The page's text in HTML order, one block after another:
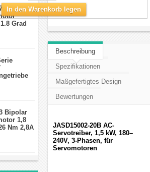
Grad
3.5V 4
15Arc-
Bipolar
1,8
Nm 2,8A
In den Warenkorb legen
Beschreibung
Spezifikationen
Maßgefertigtes Design
Bewertungen
JASD15002-20B AC-
Servotreiber, 1,5 kW, 180–
240V, 3-Phasen, für
Servomotoren